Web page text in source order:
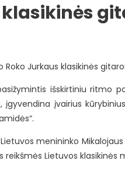
Jurkaus klasikinės
išskirtiniu ritmo
įvairius
menininko
Lietuvos klasikinės